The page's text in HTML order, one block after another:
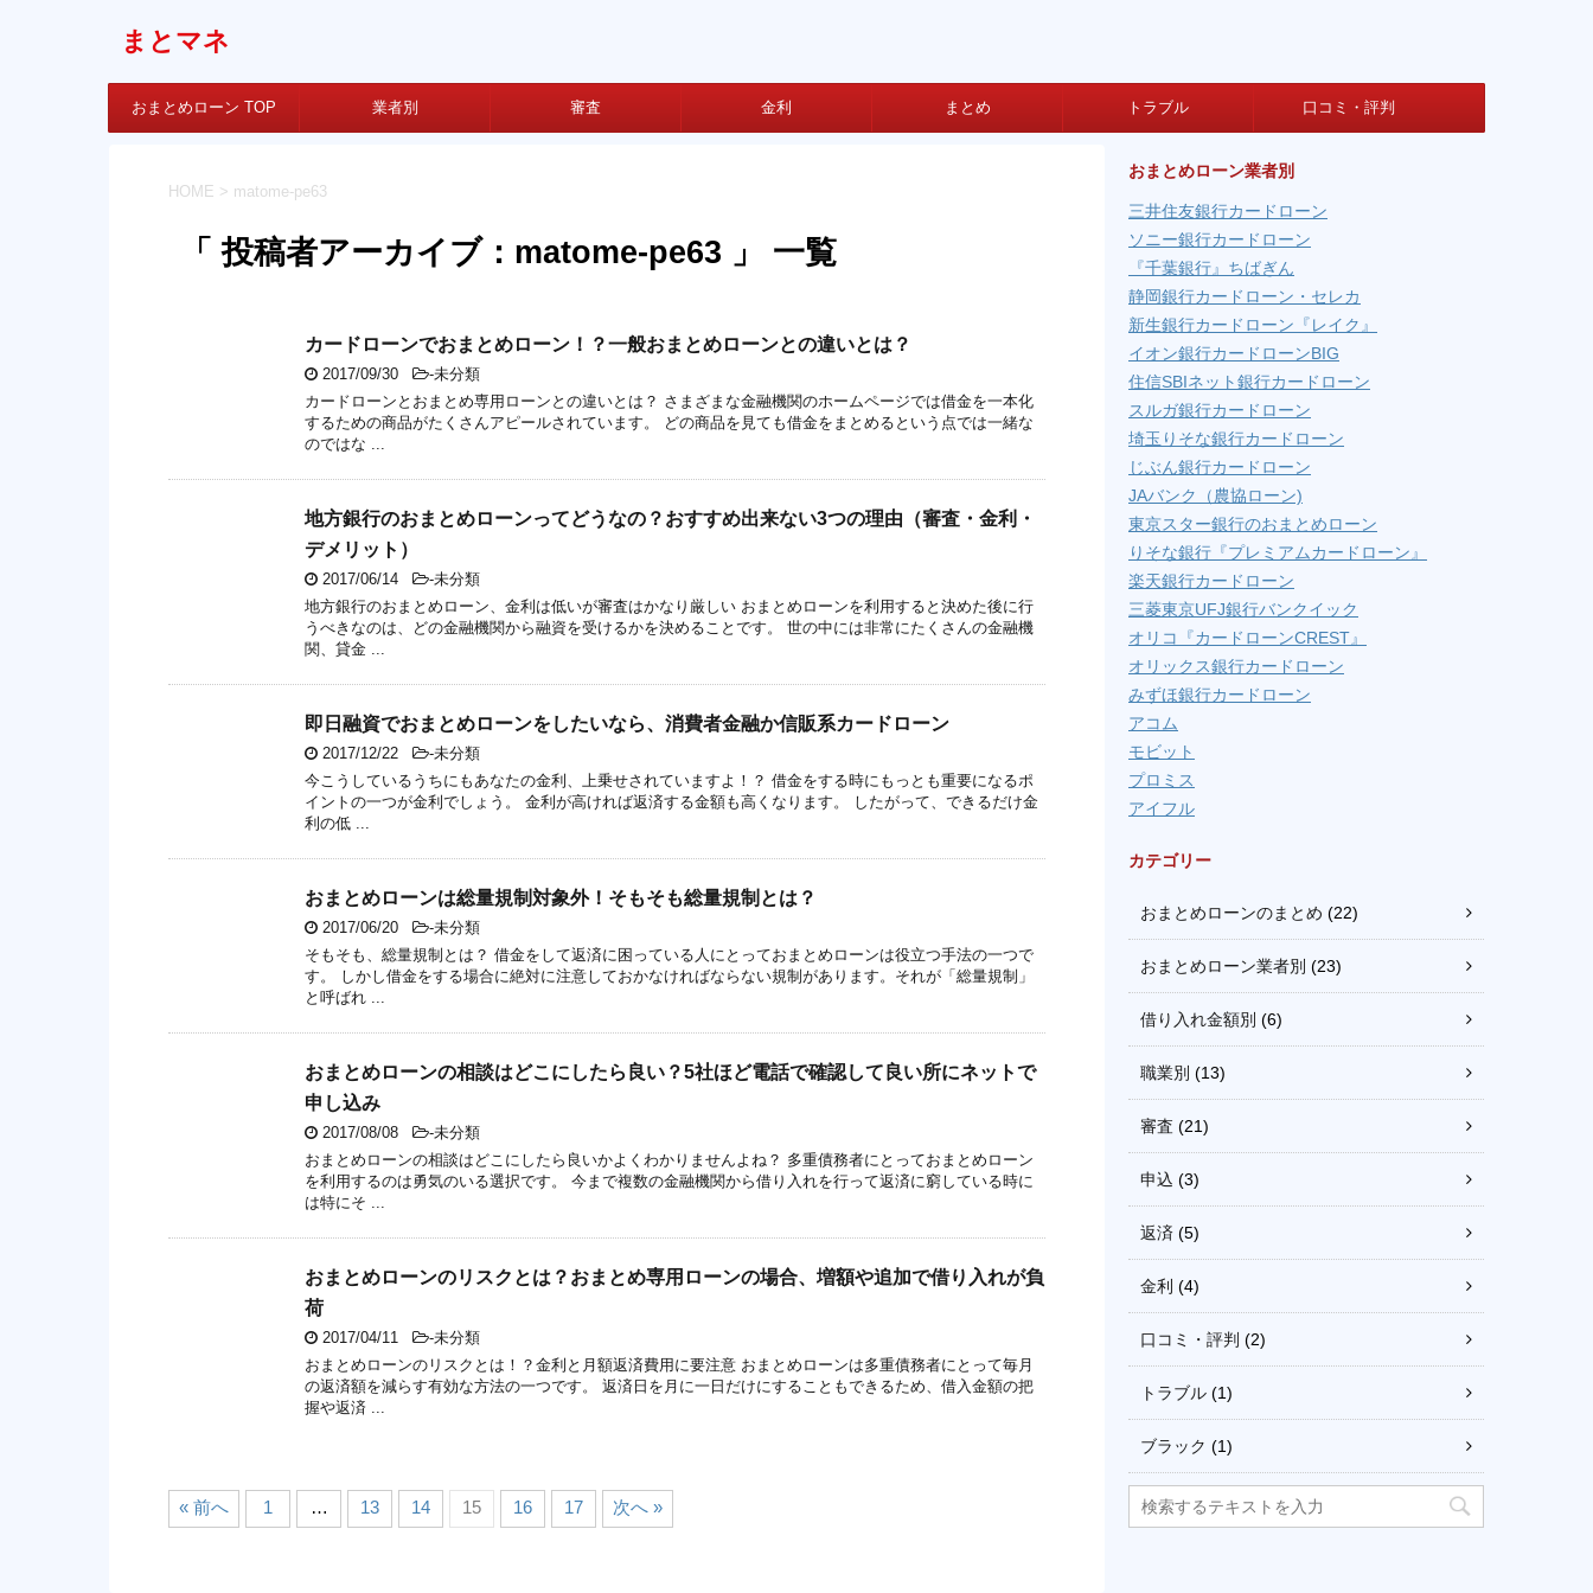
まとマネ
おまとめローン TOP 業者別 審査 金利 まとめ トラブル 口コミ・評判
HOME > matome-pe63
「 投稿者アーカイブ：matome-pe63 」 一覧
カードローンでおまとめローン！？一般おまとめローンとの違いとは？
2017/09/30
-未分類
カードローンとおまとめ専用ローンとの違いとは？ さまざまな金融機関のホームページでは借金を一本化
するための商品がたくさんアピールされています。 どの商品を見ても借金をまとめるという点では一緒な
のではな ...
地方銀行のおまとめローンってどうなの？おすすめ出来ない3つの理由（審査・金利・
デメリット）
2017/06/14
-未分類
地方銀行のおまとめローン、金利は低いが審査はかなり厳しい おまとめローンを利用すると決めた後に行
うべきなのは、どの金融機関から融資を受けるかを決めることです。 世の中には非常にたくさんの金融機
関、貸金 ...
即日融資でおまとめローンをしたいなら、消費者金融か信販系カードローン
2017/12/22
-未分類
今こうしているうちにもあなたの金利、上乗せされていますよ！？ 借金をする時にもっとも重要になるポ
イントの一つが金利でしょう。 金利が高ければ返済する金額も高くなります。 したがって、できるだけ金
利の低 ...
おまとめローンは総量規制対象外！そもそも総量規制とは？
2017/06/20
-未分類
そもそも、総量規制とは？ 借金をして返済に困っている人にとっておまとめローンは役立つ手法の一つで
す。 しかし借金をする場合に絶対に注意しておかなければならない規制があります。それが「総量規制」
と呼ばれ ...
おまとめローンの相談はどこにしたら良い？5社ほど電話で確認して良い所にネットで
申し込み
2017/08/08
-未分類
おまとめローンの相談はどこにしたら良いかよくわかりませんよね？ 多重債務者にとっておまとめローン
を利用するのは勇気のいる選択です。 今まで複数の金融機関から借り入れを行って返済に窮している時に
は特にそ ...
おまとめローンのリスクとは？おまとめ専用ローンの場合、増額や追加で借り入れが負
荷
2017/04/11
-未分類
おまとめローンのリスクとは！？金利と月額返済費用に要注意 おまとめローンは多重債務者にとって毎月
の返済額を減らす有効な方法の一つです。 返済日を月に一日だけにすることもできるため、借入金額の把
握や返済 ...
« 前へ 1 … 13 14 15 16 17 次へ »
おまとめローン業者別
三井住友銀行カードローン
ソニー銀行カードローン
『千葉銀行』ちばぎん
静岡銀行カードローン・セレカ
新生銀行カードローン『レイク』
イオン銀行カードローンBIG
住信SBIネット銀行カードローン
スルガ銀行カードローン
埼玉りそな銀行カードローン
じぶん銀行カードローン
JAバンク（農協ローン)
東京スター銀行のおまとめローン
りそな銀行『プレミアムカードローン』
楽天銀行カードローン
三菱東京UFJ銀行バンクイック
オリコ『カードローンCREST』
オリックス銀行カードローン
みずほ銀行カードローン
アコム
モビット
プロミス
アイフル
カテゴリー
おまとめローンのまとめ (22)
おまとめローン業者別 (23)
借り入れ金額別 (6)
職業別 (13)
審査 (21)
申込 (3)
返済 (5)
金利 (4)
口コミ・評判 (2)
トラブル (1)
ブラック (1)